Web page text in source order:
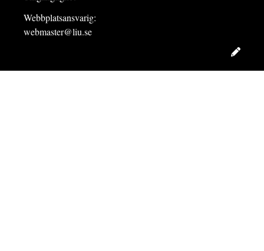
Webbplatsansvarig:
webmaster@liu.se